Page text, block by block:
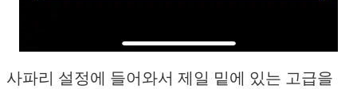
사파리 설정에 들어와서 제일 밑에 있는 고급을